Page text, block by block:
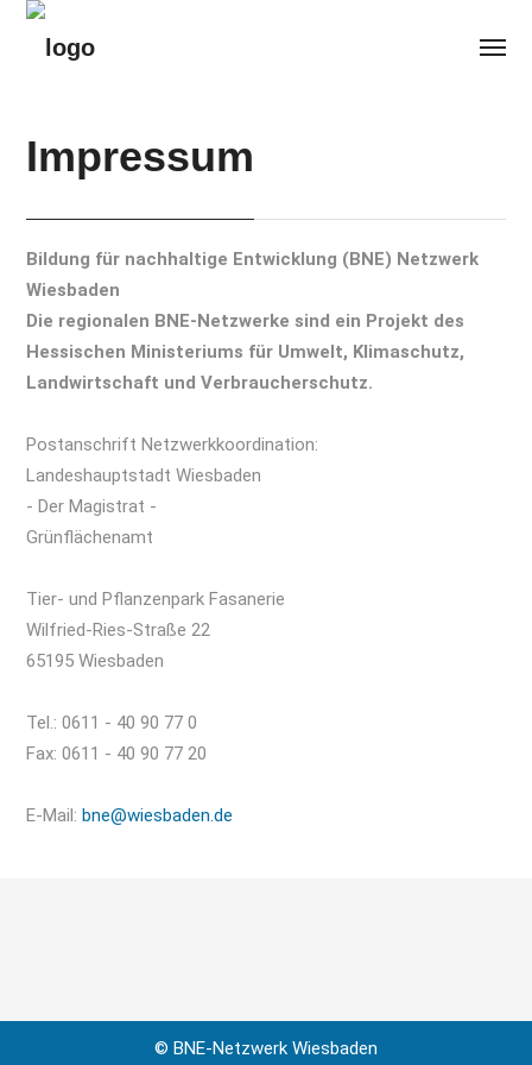
Impressum
Bildung für nachhaltige Entwicklung (BNE) Netzwerk
Wiesbaden
Die regionalen BNE-Netzwerke sind ein Projekt des
Hessischen Ministeriums für Umwelt, Klimaschutz,
Landwirtschaft und Verbraucherschutz.
Postanschrift Netzwerkkoordination:
Landeshauptstadt Wiesbaden
- Der Magistrat -
Grünflächenamt
Tier- und Pflanzenpark Fasanerie
Wilfried-Ries-Straße 22
65195 Wiesbaden
Tel.: 0611 - 40 90 77 0
Fax: 0611 - 40 90 77 20
E-Mail:bne@wiesbaden.de
© BNE-Netzwerk Wiesbaden